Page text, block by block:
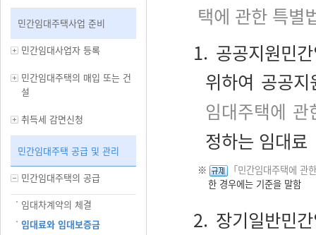
민간임대주택사업 준비
민간임대사업자 등록
민간임대주택의 매입 또는 건
설
취득세 감면신청
민간임대주택 공급 및 관리
민간임대주택의 공급
임대차계약의 체결
임대료와 임대보증금
택에 관한 특별
1. 공공지원민
위하여 공공
임대주택에
정하는 임대료
※
「민간임대주택에 관
한 경우에는 기준을 말함
2. 장기일반민